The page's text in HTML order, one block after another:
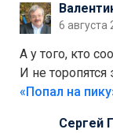
6 августа
А у того, кто
И не торопятся
Сергей